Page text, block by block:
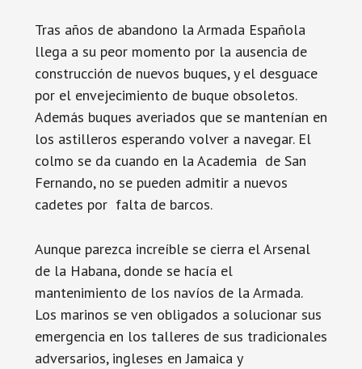
Tras años de abandono la Armada Española
llega a su peor momento por la ausencia de
construcción de nuevos buques, y el desguace
por el envejecimiento de buque obsoletos.
Además buques averiados que se mantenían en
los astilleros esperando volver a navegar. El
colmo se da cuando en la Academia de San
Fernando, no se pueden admitir a nuevos
cadetes por falta de barcos.
Aunque parezca increíble se cierra el Arsenal
de la Habana, donde se hacía el
mantenimiento de los navíos de la Armada.
Los marinos se ven obligados a solucionar sus
emergencia en los talleres de sus tradicionales
adversarios, ingleses en Jamaica y